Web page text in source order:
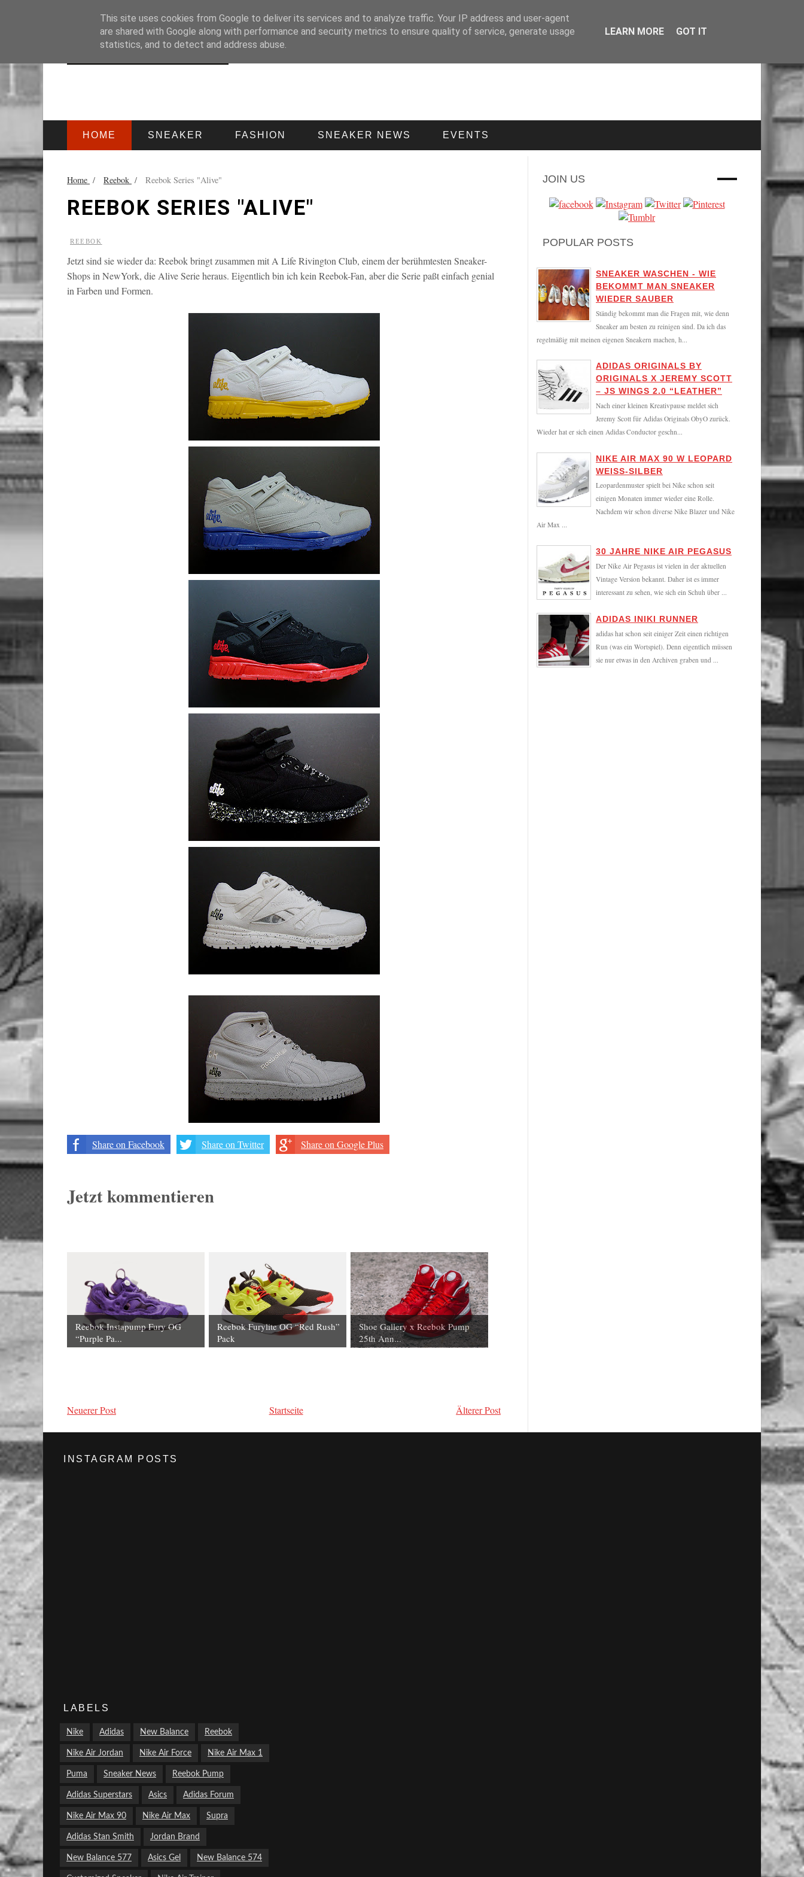
IMPRESSUM
HOME SNEAKER FASHION SNEAKER NEWS EVENTS
Home / Reebok / Reebok Series "Alive"
REEBOK SERIES "ALIVE"
REEBOK
Jetzt sind sie wieder da: Reebok bringt zusammen mit A Life Rivington Club, einem der berühmtesten Sneaker-
Shops in NewYork, die Alive Serie heraus. Eigentlich bin ich kein Reebok-Fan, aber die Serie paßt einfach genial
in Farben und Formen.
Share on Facebook Share on Twitter Share on Google Plus
Jetzt kommentieren
Reebok Instapump Fury OG
“Purple Pa...
Reebok Furylite OG “Red Rush”
Pack
Shoe Gallery x Reebok Pump
25th Ann...
Neuerer Post Älterer Post
Startseite
JOIN US
POPULAR POSTS
SNEAKER WASCHEN - WIE
BEKOMMT MAN SNEAKER
WIEDER SAUBER
Ständig bekommt man die Fragen mit, wie denn
Sneaker am besten zu reinigen sind. Da ich das
regelmäßig mit meinen eigenen Sneakern machen, h...
ADIDAS ORIGINALS BY
ORIGINALS X JEREMY SCOTT
– JS WINGS 2.0 “LEATHER”
Nach einer kleinen Kreativpause meldet sich
Jeremy Scott für Adidas Originals ObyO zurück.
Wieder hat er sich einen Adidas Conductor geschn...
NIKE AIR MAX 90 W LEOPARD
WEISS-SILBER
Leopardenmuster spielt bei Nike schon seit
einigen Monaten immer wieder eine Rolle.
Nachdem wir schon diverse Nike Blazer und Nike
Air Max ...
30 JAHRE NIKE AIR PEGASUS
Der Nike Air Pegasus ist vielen in der aktuellen
Vintage Version bekannt. Daher ist es immer
interessant zu sehen, wie sich ein Schuh über ...
ADIDAS INIKI RUNNER
adidas hat schon seit einiger Zeit einen richtigen
Run (was ein Wortspiel). Denn eigentlich müssen
sie nur etwas in den Archiven graben und ...
INSTAGRAM POSTS
LABELS
Nike Adidas New Balance Reebok
Nike Air Jordan Nike Air Force Nike Air Max 1
Puma Sneaker News Reebok Pump
Adidas Superstars Asics Adidas Forum
Nike Air Max 90 Nike Air Max Supra
Adidas Stan Smith Jordan Brand
New Balance 577 Asics Gel New Balance 574
This site uses cookies from Google to deliver its services and to analyze traffic. Your IP address and user-agent
are shared with Google along with performance and security metrics to ensure quality of service, generate usage
statistics, and to detect and address abuse.
LEARN MORE GOT IT